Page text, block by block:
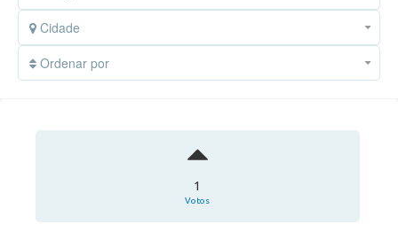
Cidade
Ordenar por
1
Votos